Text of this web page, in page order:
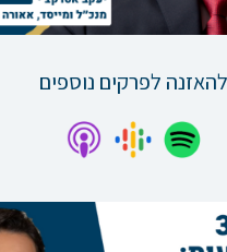
להאזנה לפרקים נוספים